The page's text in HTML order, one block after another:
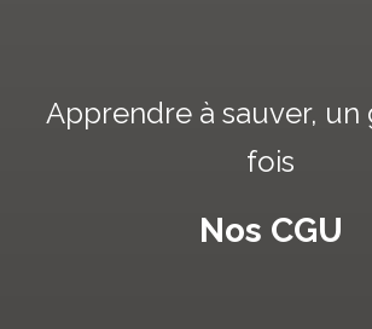
Apprendre à sauver, un
fois
Nos CGU